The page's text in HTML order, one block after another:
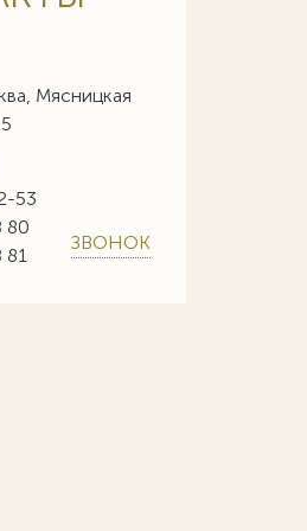
Мясницкая
53
80
81
ЗВОНОК